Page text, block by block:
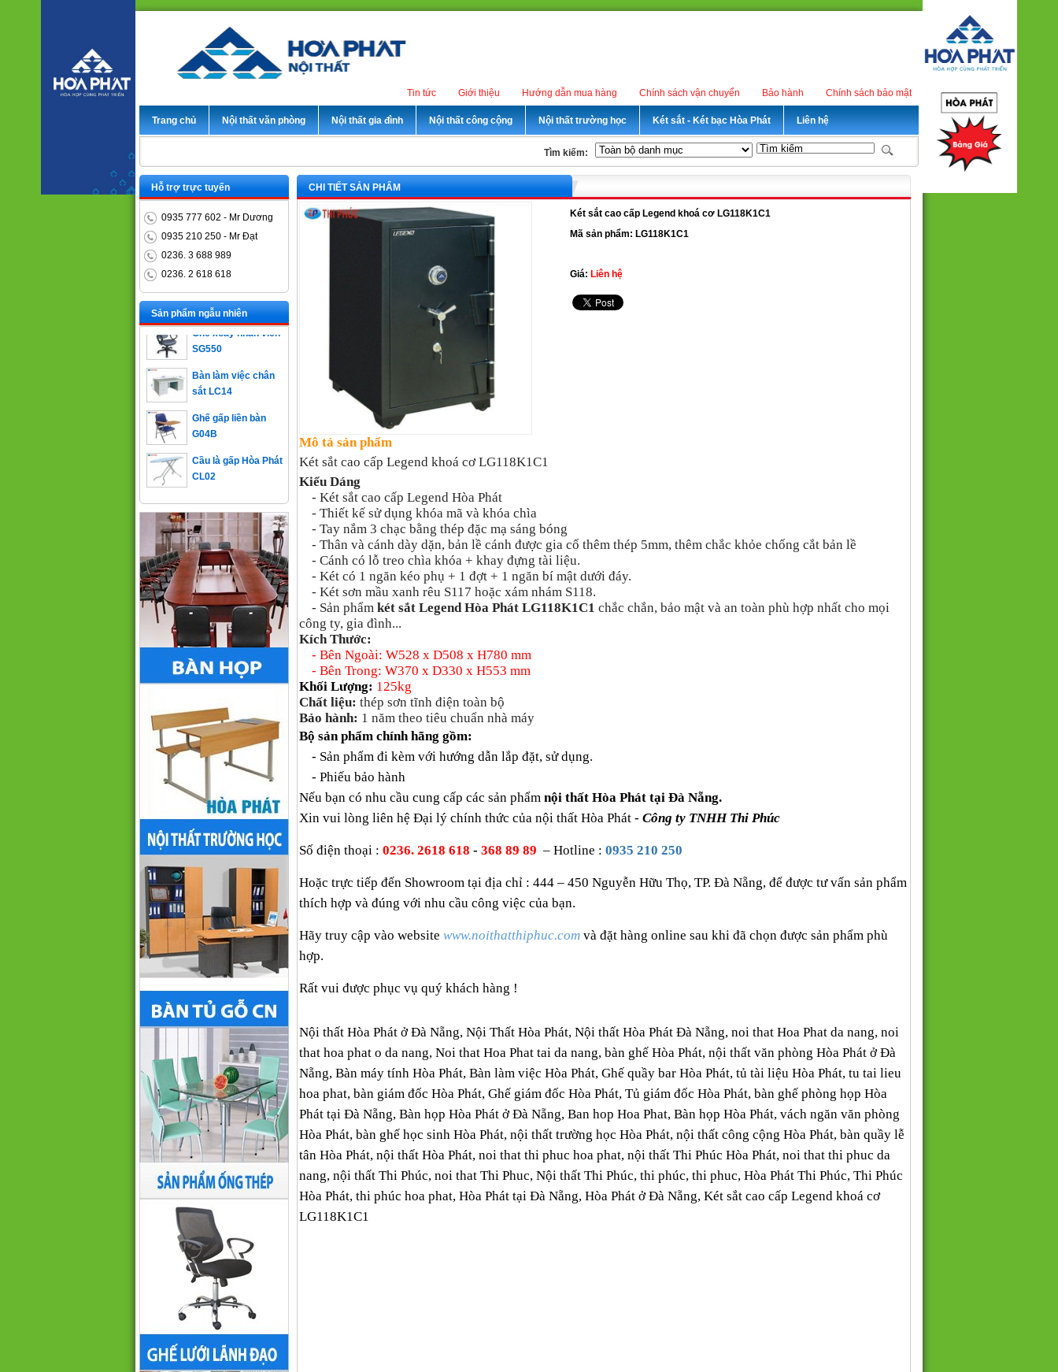
Chính sách bảo mật
Bảo hành
Chính sách vận chuyển
Hướng dẫn mua hàng
Giới thiệu
Tin tức
Trang chủ Nội thất văn phòng Nội thất gia đình Nội thất công cộng Nội thất trường học Két sắt - Két bạc Hòa Phát Liên hệ
Tìm kiếm:
CHI TIẾT SẢN PHẨM
Két sắt cao cấp Legend khoá cơ LG118K1C1
Mã sản phẩm: LG118K1C1
Giá: Liên hệ
Mô tả sản phẩm
Két sắt cao cấp Legend khoá cơ LG118K1C1
Kiểu Dáng
- Két sắt cao cấp Legend Hòa Phát
- Thiết kế sử dụng khóa mã và khóa chìa
- Tay nắm 3 chạc bằng thép đặc mạ sáng bóng
- Thân và cánh dày dặn, bản lề cánh được gia cố thêm thép 5mm, thêm chắc khỏe chống cắt bản lề
- Cánh có lỗ treo chìa khóa + khay đựng tài liệu.
- Két có 1 ngăn kéo phụ + 1 đợt + 1 ngăn bí mật dưới đáy.
- Két sơn mầu xanh rêu S117 hoặc xám nhám S118.
- Sản phẩm két sắt Legend Hòa Phát LG118K1C1 chắc chắn, bảo mật và an toàn phù hợp nhất cho mọi
công ty, gia đình...
Kích Thước:
- Bên Ngoài: W528 x D508 x H780 mm
- Bên Trong: W370 x D330 x H553 mm
Khối Lượng: 125kg
Chất liệu: thép sơn tĩnh điện toàn bộ
Bảo hành: 1 năm theo tiêu chuẩn nhà máy
Bộ sản phẩm chính hãng gồm:
- Sản phẩm đi kèm với hướng dẫn lắp đặt, sử dụng.
- Phiếu bảo hành
Nếu bạn có nhu cầu cung cấp các sản phẩm nội thất Hòa Phát tại Đà Nẵng.
Xin vui lòng liên hệ Đại lý chính thức của nội thất Hòa Phát - Công ty TNHH Thi Phúc
Số điện thoại : 0236. 2618 618 - 368 89 89 – Hotline : 0935 210 250
Hoặc trực tiếp đến Showroom tại địa chỉ : 444 – 450 Nguyễn Hữu Thọ, TP. Đà Nẵng, để được tư vấn sản phẩm
thích hợp và đúng với nhu cầu công việc của bạn.
Hãy truy cập vào website www.noithatthiphuc.com và đặt hàng online sau khi đã chọn được sản phẩm phù
hợp.
Rất vui được phục vụ quý khách hàng !
Nội thất Hòa Phát ở Đà Nẵng, Nội Thất Hòa Phát, Nội thất Hòa Phát Đà Nẵng, noi that Hoa Phat da nang, noi
that hoa phat o da nang, Noi that Hoa Phat tai da nang, bàn ghế Hòa Phát, nội thất văn phòng Hòa Phát ở Đà
Nẵng, Bàn máy tính Hòa Phát, Bàn làm việc Hòa Phát, Ghế quầy bar Hòa Phát, tủ tài liệu Hòa Phát, tu tai lieu
hoa phat, bàn giám đốc Hòa Phát, Ghế giám đốc Hòa Phát, Tủ giám đốc Hòa Phát, bàn ghế phòng họp Hòa
Phát tại Đà Nẵng, Bàn họp Hòa Phát ở Đà Nẵng, Ban hop Hoa Phat, Bàn họp Hòa Phát, vách ngăn văn phòng
Hòa Phát, bàn ghế học sinh Hòa Phát, nội thất trường học Hòa Phát, nội thất công cộng Hòa Phát, bàn quầy lễ
tân Hòa Phát, nội thất Hòa Phát, noi that thi phuc hoa phat, nội thất Thi Phúc Hòa Phát, noi that thi phuc da
nang, nội thất Thi Phúc, noi that Thi Phuc, Nội thất Thi Phúc, thi phúc, thi phuc, Hòa Phát Thi Phúc, Thi Phúc
Hòa Phát, thi phúc hoa phat, Hòa Phát tại Đà Nẵng, Hòa Phát ở Đà Nẵng, Két sắt cao cấp Legend khoá cơ
LG118K1C1
Hỗ trợ trực tuyến
0935 777 602 - Mr Dương
0935 210 250 - Mr Đạt
0236. 3 688 989
0236. 2 618 618
Sản phẩm ngẫu nhiên
Bàn trưởng phòng
Ghế xoay nhân viên
SG550
sắt LC14
G04B
CL02